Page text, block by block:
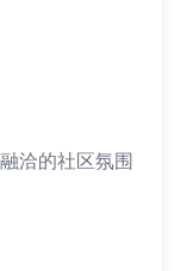
洽的社区氛围